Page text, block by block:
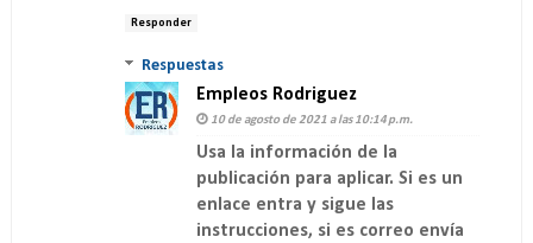
Responder
Respuestas
Empleos Rodriguez
10 de agosto de 2021 a las 10:14 p.m.
Usa la información de la
publicación para aplicar. Si es un
enlace entra y sigue las
instrucciones, si es correo envía